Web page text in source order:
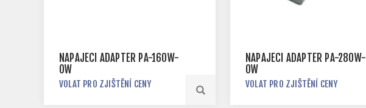
NAPÁJECÍ ADAPTÉR PA-160W-
OW
VOLAT PRO ZJIŠTĚNÍ CENY
NAPÁJECÍ ADAPTÉR PA-280W-
OW
VOLAT PRO ZJIŠTĚNÍ CENY